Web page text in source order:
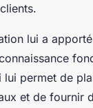
lui a
lui permet de
et de fournir